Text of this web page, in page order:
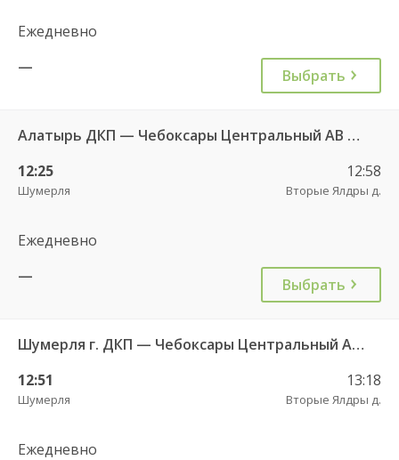
Ежедневно
—
Выбрать
Алатырь ДКП — Чебоксары Центральный АВ 535
12:25
Шумерля
12:58
Вторые Ялдры д.
Ежедневно
—
Выбрать
Шумерля г. ДКП — Чебоксары Центральный АВ 532
12:51
Шумерля
13:18
Вторые Ялдры д.
Ежедневно